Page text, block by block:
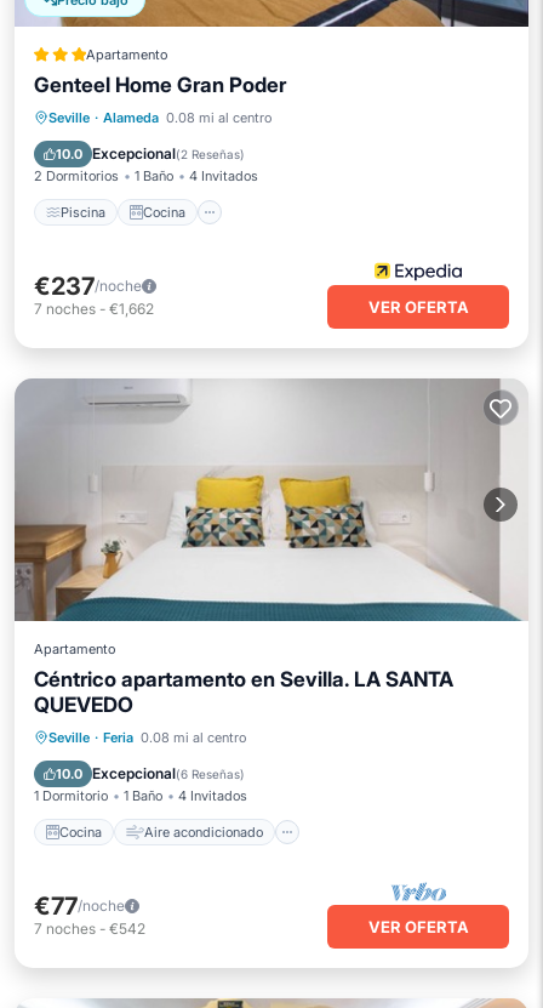
Apartamento
Genteel Home Gran Poder
Seville · Alameda 0.08 mi al centro
10.0 Excepcional(2 Reseñas)
2 Dormitorios 1 Baño 4 Invitados
Piscina Cocina
Piscina Cocina
Internet
€237/noche
7 noches - €1,662 VER OFERTA
Apartamento
Céntrico apartamento en Sevilla. LA SANTA
QUEVEDO
Seville · Feria 0.08 mi al centro
10.0 Excepcional(6 Reseñas)
1 Dormitorio 1 Baño 4 Invitados
Cocina Aire acondicionado
Cocina Aire acondicionado
Apto para niños
€77/noche
7 noches - €542 VER OFERTA